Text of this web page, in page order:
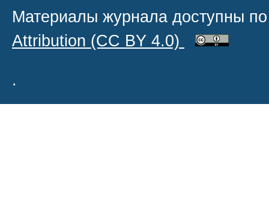
Материалы журнала доступны
Attribution (CC BY 4.0)
.